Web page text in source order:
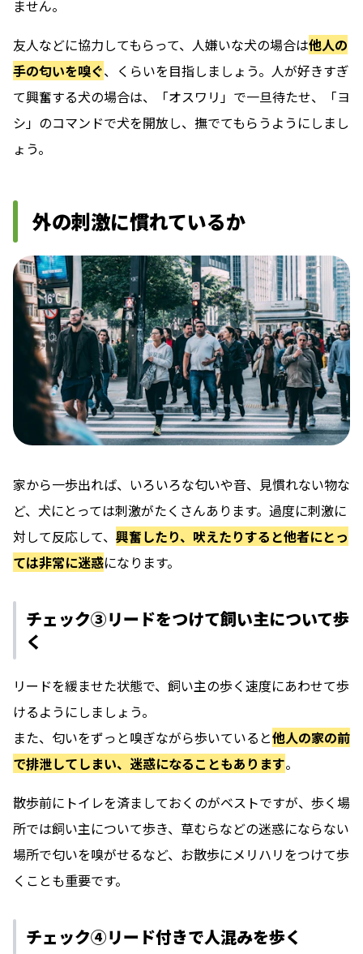
ません。
友人などに協力してもらって、人嫌いな犬の場合は他人の
手の匂いを嗅ぐ、くらいを目指しましょう。人が好きすぎ
て興奮する犬の場合は、「オスワリ」で一旦待たせ、「ヨ
シ」のコマンドで犬を開放し、撫でてもらうようにしまし
ょう。
外の刺激に慣れているか
家から一歩出れば、いろいろな匂いや音、見慣れない物な
ど、犬にとっては刺激がたくさんあります。過度に刺激に
対して反応して、 興奮したり、吠えたりすると他者にとっ
ては非常に迷惑になります。
チェック③リードをつけて飼い主について歩
く
リードを緩ませた状態で、飼い主の歩く速度にあわせて歩
けるようにしましょう。
また、匂いをずっと嗅ぎながら歩いていると他人の家の前
で排泄してしまい、迷惑になることもあります。
散歩前にトイレを済ましておくのがベストですが、歩く場
所では飼い主について歩き、草むらなどの迷惑にならない
場所で匂いを嗅がせるなど、お散歩にメリハリをつけて歩
くことも重要です。
チェック④リード付きで人混みを歩く